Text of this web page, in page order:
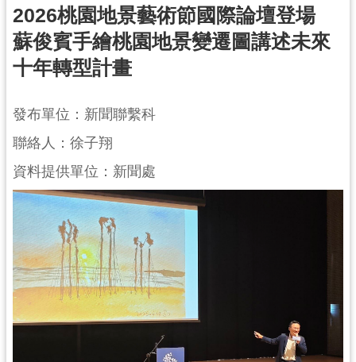
關
於
們
機
通
訊
業
務
資
2026桃園地景藝術節國際論壇登場
蘇俊賓手繪桃園地景變遷圖講述未來
十年轉型計畫
發布單位：新聞聯繫科
聯絡人：徐子翔
資料提供單位：新聞處